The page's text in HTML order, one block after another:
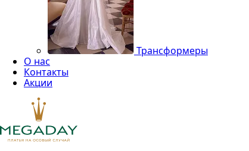
Трансформеры
О нас
Контакты
Акции